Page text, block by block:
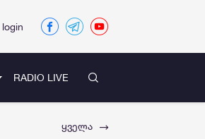
login
RADIO LIVE
ყველა